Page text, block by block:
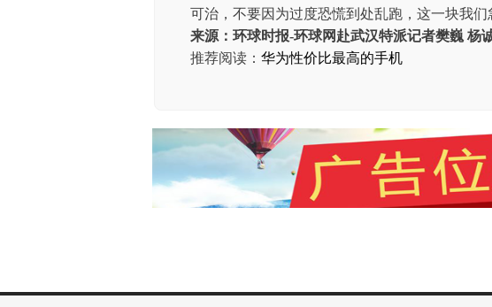
可治，不要因为过度恐慌到处乱跑，这一块我们
来源：环球时报-环球网赴武汉特派记者樊巍 杨
推荐阅读： 华为性价比最高的手机